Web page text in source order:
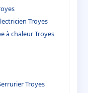
Troyes
à chaleur Troyes
Troyes